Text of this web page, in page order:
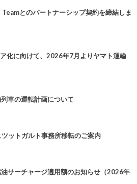
とのパートナーシップ契約を締結しま
化に向けて、2026年7月よりヤマト運輸
車の運転計画について
ットガルト事務所移転のご案内
サーチャージ適用額のお知らせ（2026年